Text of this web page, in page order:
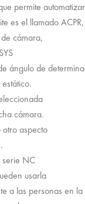
permite
es el llamado ACPR,
cámara,
ángulo de
cámara.
aspecto
serie NC
usarla
a las personas en la